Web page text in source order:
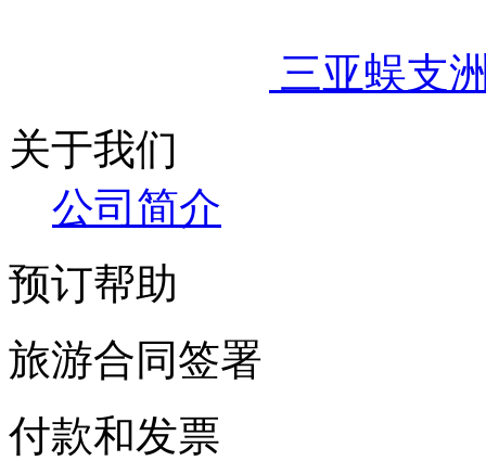
三亚蜈支
关于我们
公司简介
预订帮助
旅游合同签署
付款和发票